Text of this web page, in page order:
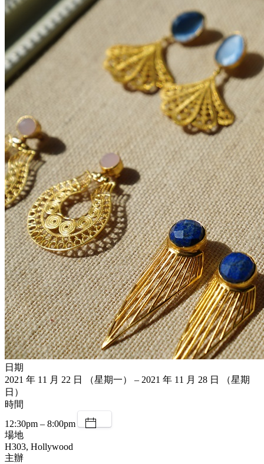
日期
2021 年 11 月 22 日 （星期一） – 2021 年 11 月 28 日 （星期
日）
時間
12:30pm – 8:00pm
場地
H303, Hollywood
主辦